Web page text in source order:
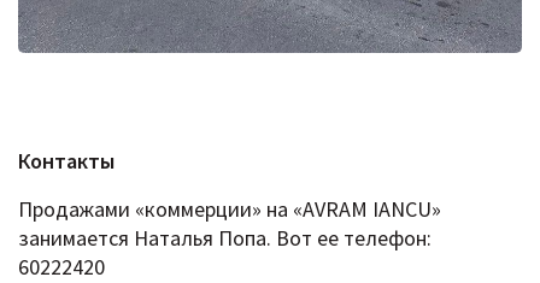
Контакты
Продажами «коммерции» на «AVRAM IANCU»
занимается Наталья Попа. Вот ее телефон:
60222420